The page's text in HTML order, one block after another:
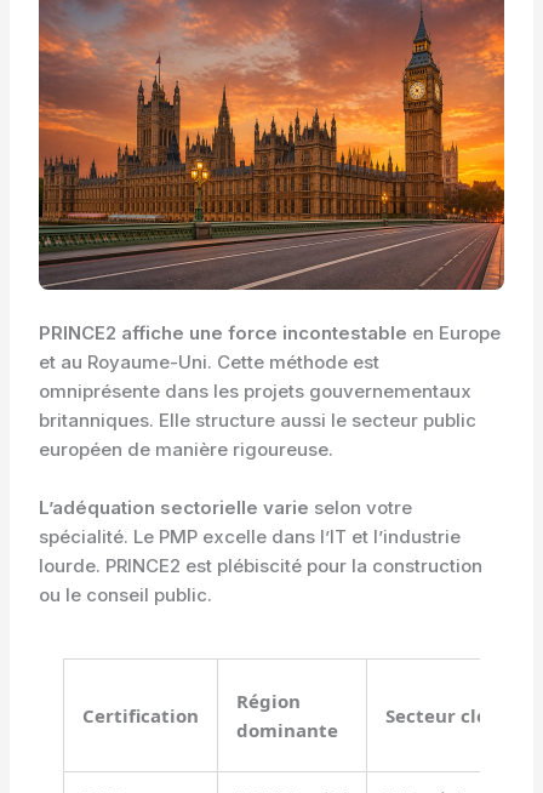
PRINCE2 affiche une force incontestable en Europe
et au Royaume-Uni. Cette méthode est
omniprésente dans les projets gouvernementaux
britanniques. Elle structure aussi le secteur public
européen de manière rigoureuse.
L’adéquation sectorielle varie selon votre
spécialité. Le PMP excelle dans l’IT et l’industrie
lourde. PRINCE2 est plébiscité pour la construction
ou le conseil public.
Certification
Région
dominante
Secteur clé